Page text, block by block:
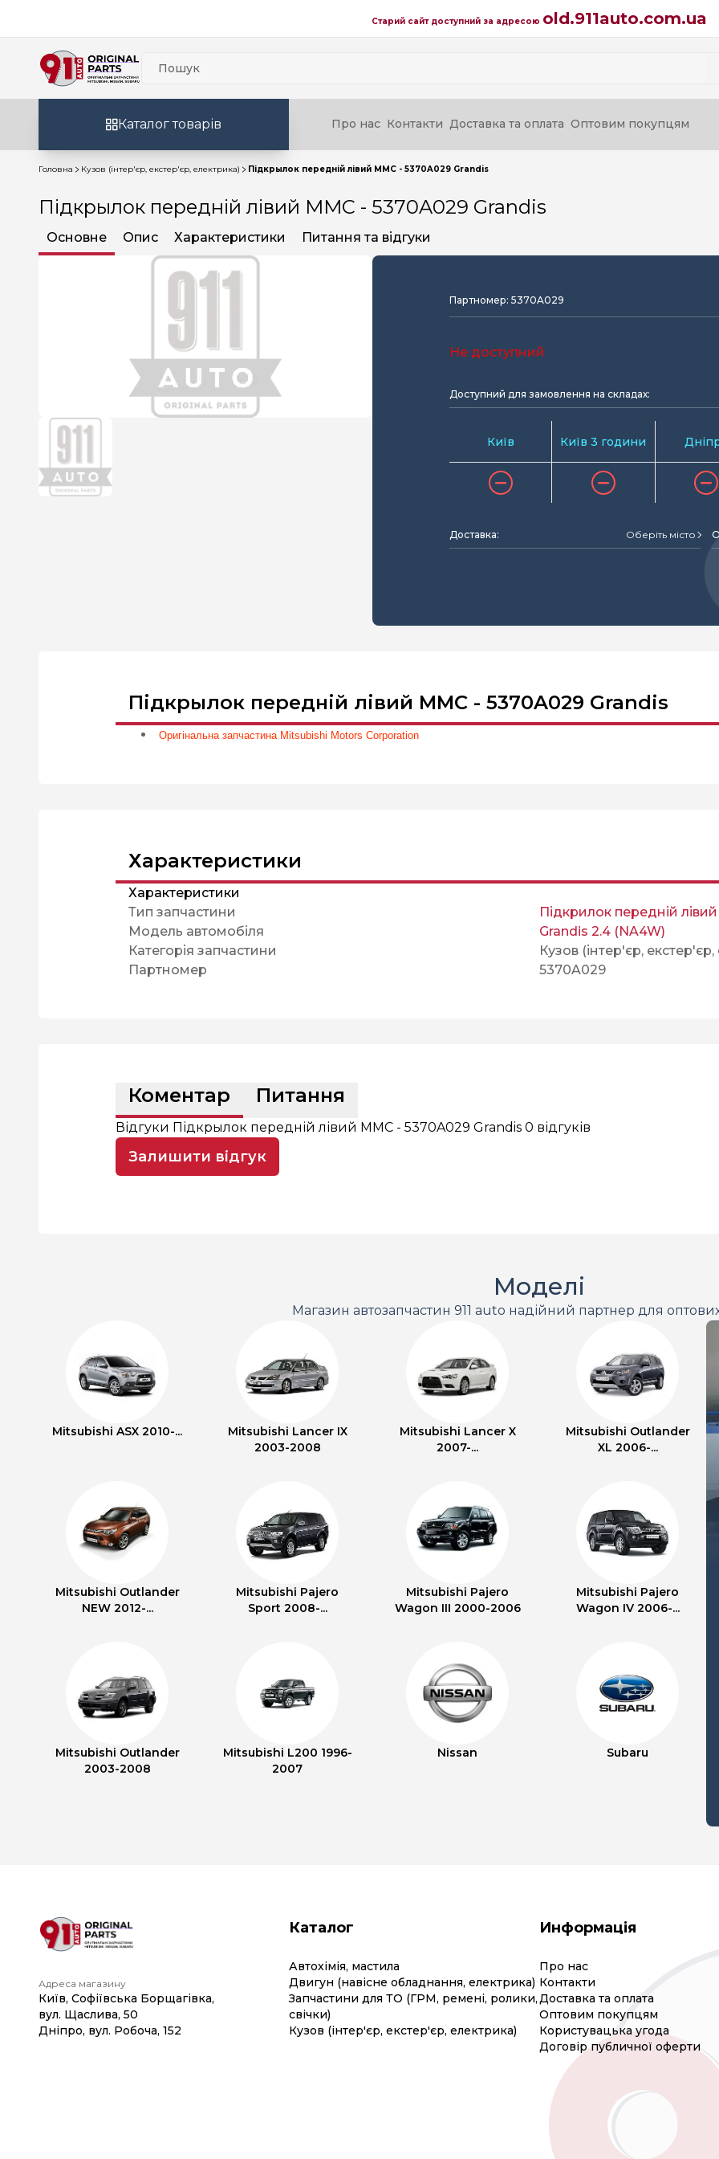
Старий сайт доступний за адресою old.911auto.com.ua
Каталог товарів Про нас Контакти Доставка та оплата Оптовим покупцям
Головна Кузов (інтер'єр, екстер'єр, електрика) Підкрылок передній лівий MMC - 5370A029 Grandis
Підкрылок передній лівий MMC - 5370A029 Grandis
Основне Опис Характеристики Питання та відгуки
Партномер: 5370A029
Не доступний
Доступний для замовлення на складах:
Київ Київ 3 години
Доставка: Оберіть місто
Підкрылок передній лівий MMC - 5370A029 Grandis
Оригінальна запчастина Mitsubishi Motors Corporation
Характеристики
Характеристики
Тип запчастини
Підкрилок передній лівий
Модель автомобіля
Grandis 2.4 (NA4W)
Категорія запчастини
Кузов (інтер'єр,
Партномер
5370A029
Коментар Питання
Відгуки Підкрылок передній лівий MMC - 5370A029 Grandis 0 відгуків
Залишити відгук
Моделі
Магазин автозапчастин 911 auto надійний партнер для
Mitsubishi ASX 2010-...
Mitsubishi Lancer IX
2003-2008
Mitsubishi Lancer X
2007-...
Mitsubishi Outlander
XL 2006-...
Mitsubishi Outlander
NEW 2012-...
Mitsubishi Pajero
Sport 2008-...
Mitsubishi Pajero
Wagon III 2000-2006
Mitsubishi Pajero
Wagon IV 2006-...
Mitsubishi Outlander
2003-2008
Mitsubishi L200 1996-
2007
Nissan Subaru
Адреса магазину
Київ, Софіївська Борщагівка,
вул. Щаслива, 50
Дніпро, вул. Робоча, 152
Каталог
Автохімія, мастила
Двигун (навісне обладнання, електрика)
Запчастини для ТО (ГРМ, ремені, ролики,
свічки)
Кузов (інтер'єр, екстер'єр, електрика)
Информація
Про нас
Контакти
Доставка та оплата
Оптовим покупцям
Користувацька угода
Договір публичної оферти